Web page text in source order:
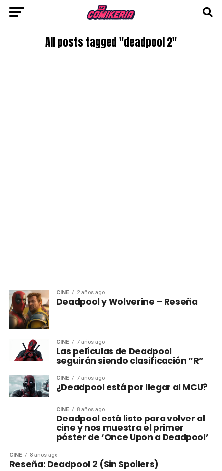
All posts tagged "deadpool 2"
CINE 2 años ago
Deadpool y Wolverine – Reseña
CINE 7 años ago
Las películas de Deadpool
seguirán siendo clasificación “R”
CINE 7 años ago
¿Deadpool está por llegar al MCU?
CINE 8 años ago
Deadpool está listo para volver al
cine y nos muestra el primer
póster de ‘Once Upon a Deadpool’
CINE 8 años ago
Reseña: Deadpool 2 (Sin Spoilers)